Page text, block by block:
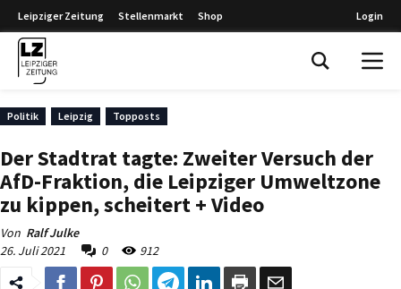
Leipziger Zeitung Stellenmarkt Shop Login
Politik Leipzig Topposts
Der Stadtrat tagte: Zweiter Versuch der
AfD-Fraktion, die Leipziger Umweltzone
zu kippen, scheitert + Video
Von Ralf Julke
26. Juli 2021
0 912